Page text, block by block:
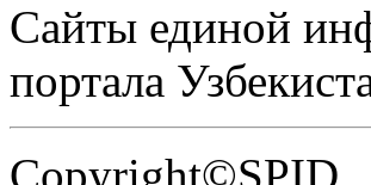
Сайты единой
портала